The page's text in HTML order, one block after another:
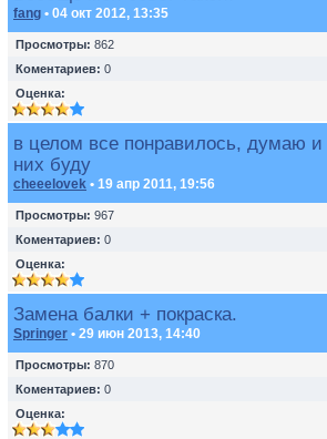
fang • 04 окт 2012, 13:35
Просмотры: 862
Коментариев: 0
Оценка:
в целом все понравилось, думаю и
них буду
cheeelovek • 19 апр 2011, 19:56
Просмотры: 967
Коментариев: 0
Оценка:
Замена балки + покраска.
Springer • 29 июн 2013, 14:40
Просмотры: 870
Коментариев: 0
Оценка: